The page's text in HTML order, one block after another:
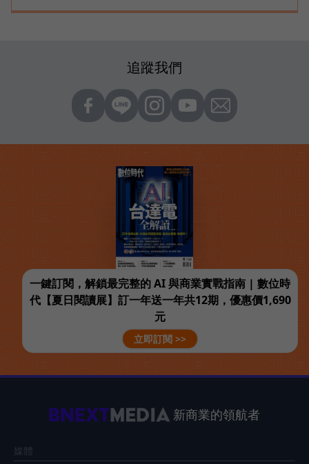
追蹤我們
一鍵訂閱，解鎖最完整的 AI 與商業實戰指南 | 數位時
代【夏日閱讀展】訂一年送一年共12期，優惠價1,690
元
立即訂閱 >>
新商業的領航者
媒體